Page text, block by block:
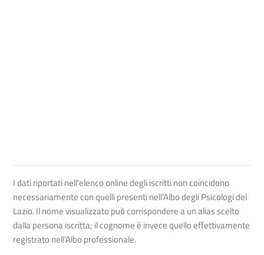
I dati riportati nell'elenco online degli iscritti non coincidono
necessariamente con quelli presenti nell’Albo degli Psicologi del
Lazio. Il nome visualizzato può corrispondere a un alias scelto
dalla persona iscritta; il cognome è invece quello effettivamente
registrato nell’Albo professionale.